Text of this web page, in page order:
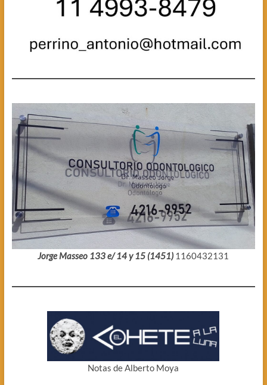
Jorge Masseo 133 e/ 14 y 15 (1451) 1160432131
Notas de Alberto Moya